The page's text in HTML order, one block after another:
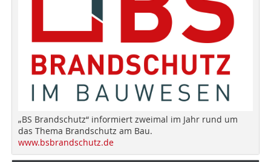
„BS Brandschutz“ informiert zweimal im Jahr rund um
das Thema Brandschutz am Bau.
www.bsbrandschutz.de